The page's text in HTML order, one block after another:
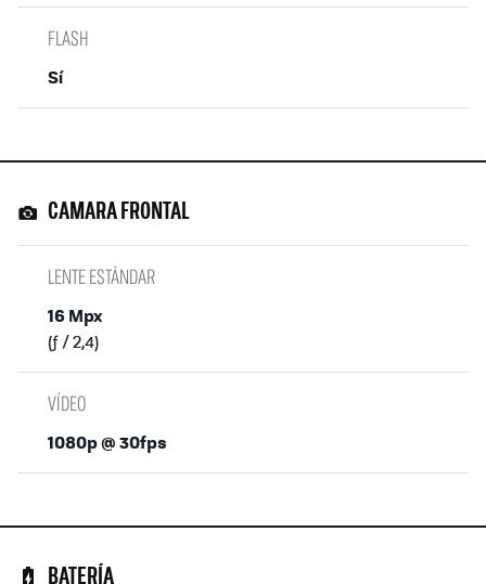
FLASH
Sí
CAMARA FRONTAL
LENTE ESTÁNDAR
16 Mpx
(ƒ / 2,4)
VÍDEO
1080p @ 30fps
BATERÍA